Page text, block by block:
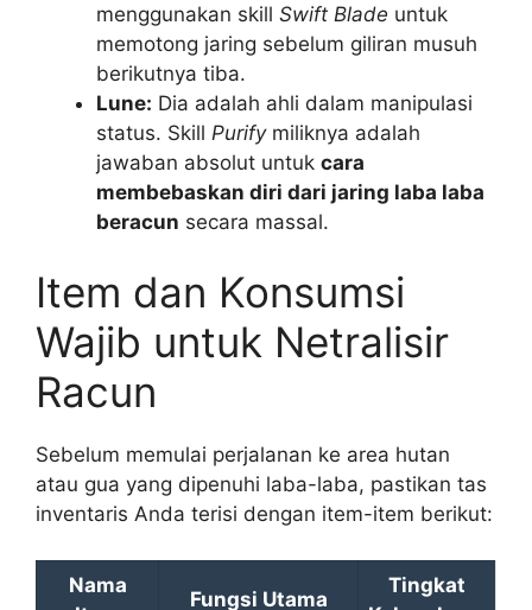
menggunakan skill Swift Blade untuk
memotong jaring sebelum giliran musuh
berikutnya tiba.
Lune: Dia adalah ahli dalam manipulasi
status. Skill Purifymiliknya adalah
jawaban absolut untuk cara
membebaskan diri dari jaring laba laba
beracun secara massal.
Item dan Konsumsi
Wajib untuk Netralisir
Racun
Sebelum memulai perjalanan ke area hutan
atau gua yang dipenuhi laba-laba, pastikan tas
inventaris Anda terisi dengan item-item berikut:
Nama
Fungsi Utama
Tingkat